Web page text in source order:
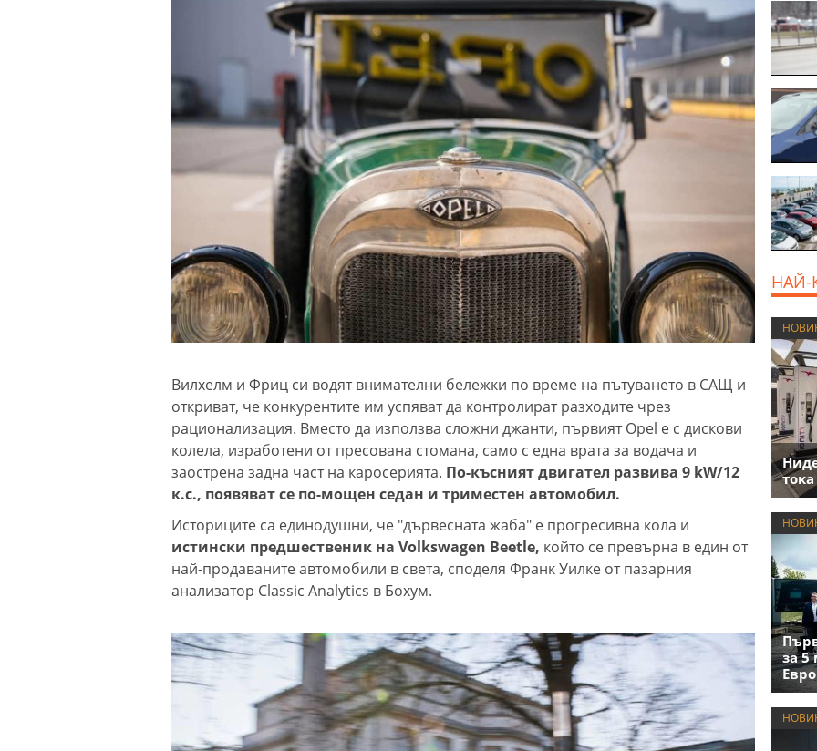
Вилхелм и Фриц си водят внимателни бележки по време на пътуването в САЩ и
откриват, че конкурентите им успяват да контролират разходите чрез
рационализация. Вместо да използва сложни джанти, първият Opel е с дискови
колела, изработени от пресована стомана, само с една врата за водача и
заострена задна част на каросерията. По-късният двигател развива 9 kW/12
к.с., появяват се по-мощен седан и триместен автомобил.
Историците са единодушни, че "дървесната жаба" е прогресивна кола и
истински предшественик на Volkswagen Beetle, който се превърна в един от
най-продаваните автомобили в света, споделя Франк Уилке от пазарния
анализатор Classic Analytics в Бохум.
НАЙ-
за 5